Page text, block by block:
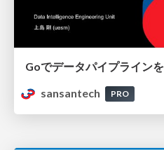
Goでデータパイプライン
sansantech
PRO